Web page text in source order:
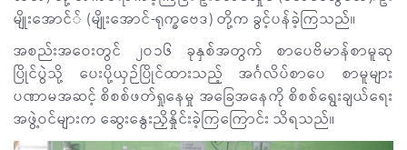
မျိုးအောင်် (မျိုးအောင်-ရုက္ခဗေဒ) တို့က ခွင့်ပန်ခဲ့ကြသည်။
အစည်းအဝေးတွင် ၂ဝ၁၆ ခုနှစ်အတွက် စာပေဗိမာန်စာမူဆု
ပြိုင်ပွဲသို့ ပေးပို့ယှဉ်ပြိုင်ထားသည့် အင်္ဂလိပ်စာပေ စာမူများ
ပဏာမအဆင့် စိစစ်ဖတ်ရှုနေမှု အခြေအနေကို စိစစ်ရွေးချယ်ရေး
အဖွဲ့ဝင်များက ဆွေးနွေးညှိနှိုင်းခဲ့ကြကြောင်း သိရသည်။